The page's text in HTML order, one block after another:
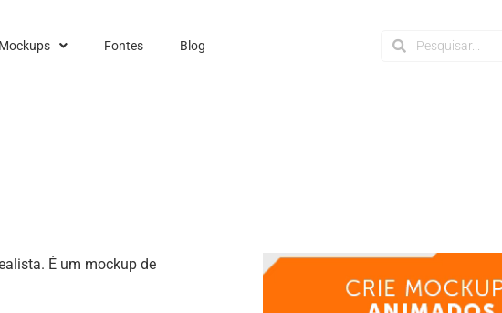
Mockups Fontes Blog
É um mockup de